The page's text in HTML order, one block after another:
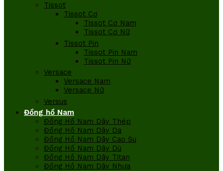
Tissot
Tissot Cơ
Tissot Cơ Nam
Tissot Cơ Nữ
Tissot Pin
Tissot Pin Nam
Tissot Pin Nữ
Versace
Versace Nam
Versace Nữ
Versus
Đồng hồ Nam
Đồng Hồ Nam Dây Thép
Đồng Hồ Nam Dây Da
Đồng Hồ Nam Dây Cao Su
Đồng Hồ Nam Dây Dù
Đồng Hồ Nam Dây Titan
Đồng Hồ Nam Dây Nhựa